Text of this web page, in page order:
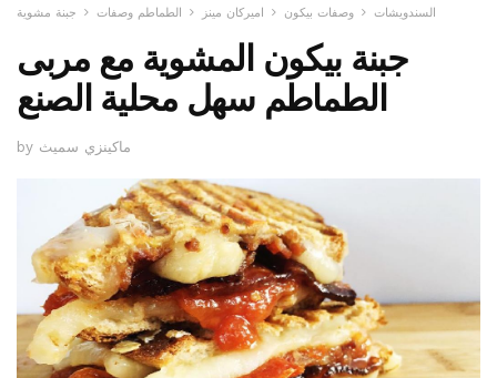
السندويشات وصفات بيكون اميركان مينز الطماطم وصفات جبنة مشوية
جبنة بيكون المشوية مع مربى
الطماطم سهل محلية الصنع
by ماكينزي سميث